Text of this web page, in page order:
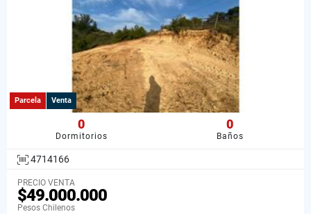
Parcela Venta
0
Dormitorios
0
Baños
4714166
PRECIO VENTA
$49.000.000
Pesos Chilenos